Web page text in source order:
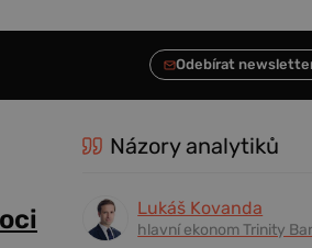
Názory analytiků
Lukáš Kovanda
hlavní ekonom Trinity